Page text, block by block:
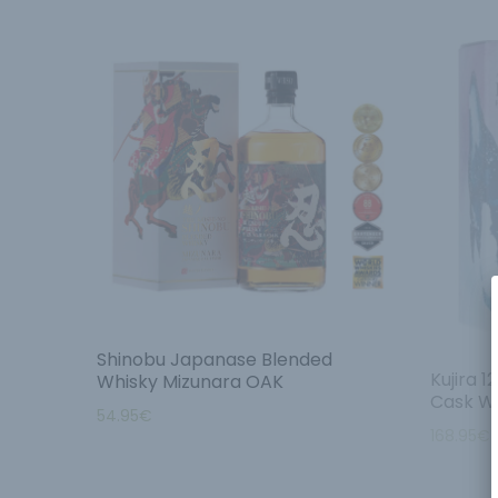
Shinobu Japanase Blended
Whisky Mizunara OAK
54.95€
Kujira
Cask